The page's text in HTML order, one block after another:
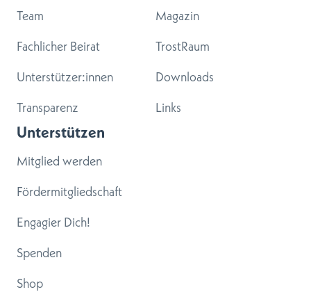
Team
Fachlicher Beirat
Unterstützer:innen
Transparenz
Magazin
TrostRaum
Downloads
Links
Unterstützen
Mitglied werden
Fördermitgliedschaft
Engagier Dich!
Spenden
Shop